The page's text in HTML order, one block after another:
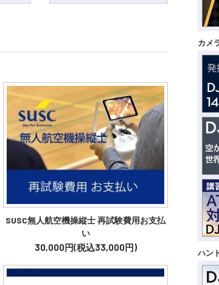
カメ
ハン
SUSC無人航空機操縦士 再試験費用お支払
い
30,000円(税込33,000円)